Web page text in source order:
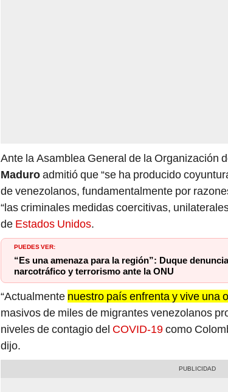
Ante la Asamblea General de la Organización
Maduroadmitió que “se ha producido
de venezolanos, fundamentalmente por
“las criminales medidas coercitivas,
de Estados Unidos.
PUEDES VER:
“Es una amenaza para la región”: Duque
narcotráfico y terrorismo ante la ONU
“Actualmente nuestro país enfrenta y vive una
masivos de miles de migrantes venezolanos
niveles de contagio del COVID-19como
dijo.